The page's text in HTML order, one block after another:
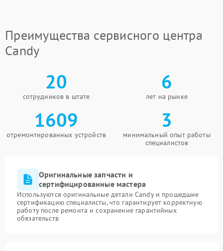
Преимущества сервисного центра
Candy
20
сотрудников в штате
6
лет на рынке
1609
отремонтированных устройств
3
минимальный опыт работы
специалистов
Оригинальные запчасти и
сертифицированные мастера
Используются оригинальные детали Candy и прошедшие
сертификацию специалисты, что гарантирует корректную
работу после ремонта и сохранение гарантийных
обязательств